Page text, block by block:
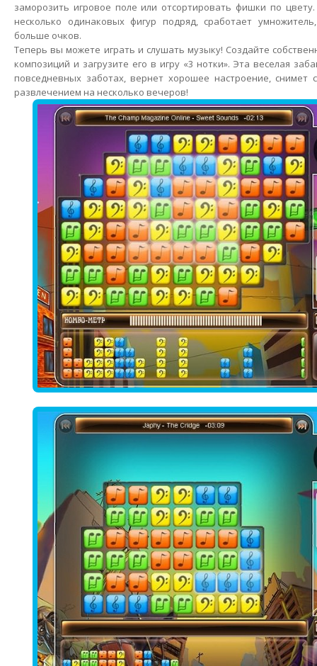
заморозить игровое поле или отсортировать фишки по
несколько одинаковых фигур подряд, сработает
больше очков.
Теперь вы можете играть и слушать музыку! Создайте
композиций и загрузите его в игру «3 нотки». Эта веселая
повседневных заботах, вернет хорошее настроение, снимет
развлечением на несколько вечеров!